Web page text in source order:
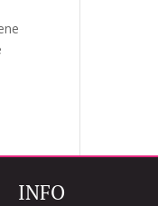
INFO